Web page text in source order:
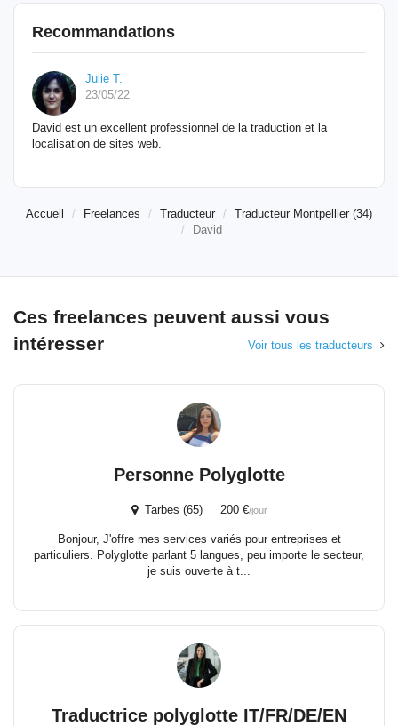
Recommandations
Julie T.
23/05/22
David est un excellent professionnel de la traduction et la
localisation de sites web.
Accueil Freelances Traducteur
Traducteur Montpellier (34)
David
Ces freelances peuvent aussi vous
intéresser
Voir tous les traducteurs
Personne Polyglotte
Tarbes (65) 200 €/jour
Bonjour, J'offre mes services variés pour entreprises et
particuliers. Polyglotte parlant 5 langues, peu importe le secteur,
je suis ouverte à t...
Traductrice polyglotte IT/FR/DE/EN